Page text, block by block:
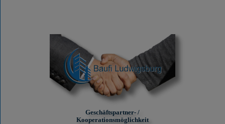
Geschäftspartner- /
Kooperationsmöglichkeit